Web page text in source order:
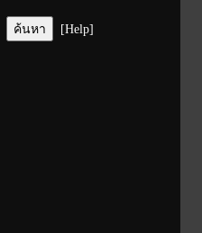
[Help]